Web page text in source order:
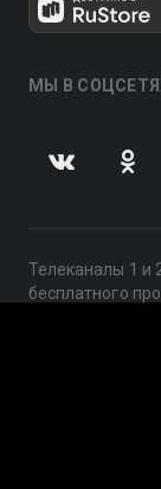
МЫ В
Телеканалы 1 и
бесплатного